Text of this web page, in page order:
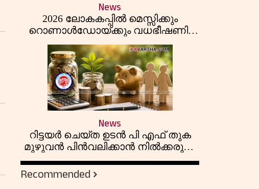
News
2026 ലോകകപ്പിൽ മെസ്സിക്കും
റൊണാൾഡോയ്ക്കും വധഭീഷണി;
ഞെട്ടിക്കുന്ന പോലീസ് രേഖകൾ
പുറത്ത്
News
റിട്ടയർ ചെയ്ത ഉടൻ പി എഫ് തുക
മുഴുവൻ പിൻവലിക്കാൻ നിൽക്കരുത്;
പണം കൂടുതൽ നേടാൻ ഇ പി എഫ്
ഒയുടെ നിയമം അറിയാം
Recommended